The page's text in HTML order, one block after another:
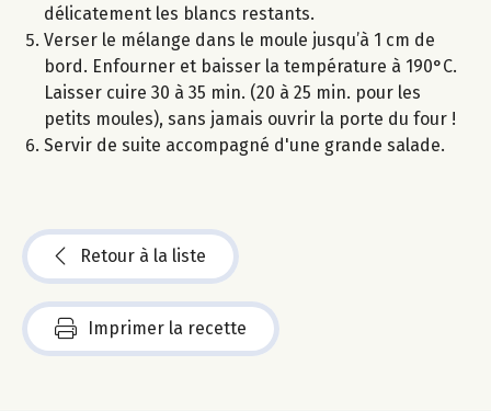
délicatement les blancs restants.
Verser le mélange dans le moule jusqu’à 1 cm de
bord. Enfourner et baisser la température à 190°C.
Laisser cuire 30 à 35 min. (20 à 25 min. pour les
petits moules), sans jamais ouvrir la porte du four !
Servir de suite accompagné d'une grande salade.
Retour à la liste
Imprimer la recette